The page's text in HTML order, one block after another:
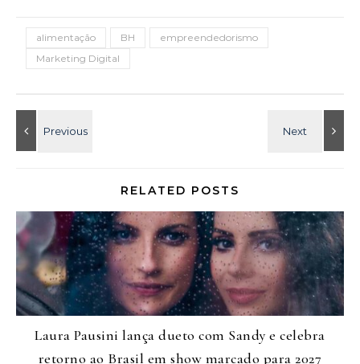
alimentação BH
empreendedorismo
Marketing Digital
RELATED POSTS
Laura Pausini lança dueto com Sandy e celebra
retorno ao Brasil em show marcado para 2027